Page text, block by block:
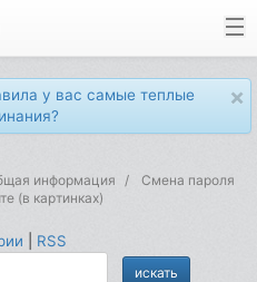
×
у вас самые теплые
информация
Смена пароля
(в картинках)
RSS